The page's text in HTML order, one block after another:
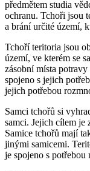
předmětem studia
ochranu. Tchoři jsou
a brání určité území,
Tchoří teritoria jsou
území, ve kterém se
zásobní místa
spojeno s jejich
jejich potřebou
Samci tchořů si
samci. Jejich cílem je
Samice tchořů mají
jinými samicemi.
je spojeno s potřebou